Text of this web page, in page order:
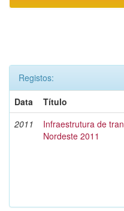
Registos:
Data
Título
2011
Infraestrutura de
Nordeste 2011